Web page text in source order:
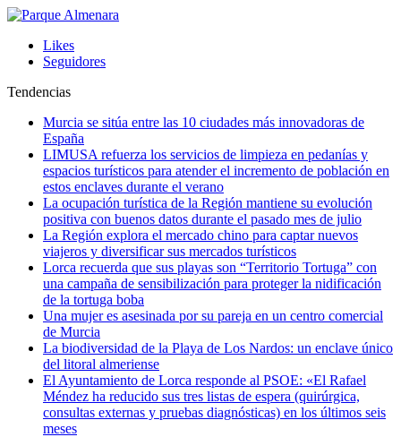
Likes
Seguidores
Tendencias
Murcia se sitúa entre las 10 ciudades más innovadoras de
España
LIMUSA refuerza los servicios de limpieza en pedanías y
espacios turísticos para atender el incremento de población en
estos enclaves durante el verano
La ocupación turística de la Región mantiene su evolución
positiva con buenos datos durante el pasado mes de julio
La Región explora el mercado chino para captar nuevos
viajeros y diversificar sus mercados turísticos
Lorca recuerda que sus playas son “Territorio Tortuga” con
una campaña de sensibilización para proteger la nidificación
de la tortuga boba
Una mujer es asesinada por su pareja en un centro comercial
de Murcia
La biodiversidad de la Playa de Los Nardos: un enclave único
del litoral almeriense
El Ayuntamiento de Lorca responde al PSOE: «El Rafael
Méndez ha reducido sus tres listas de espera (quirúrgica,
consultas externas y pruebas diagnósticas) en los últimos seis
meses